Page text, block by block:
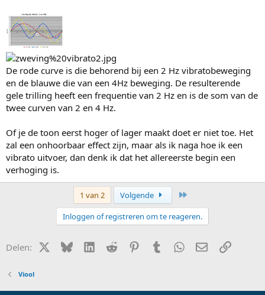
De rode curve is die behorend bij een 2 Hz vibratobeweging
en de blauwe die van een 4Hz beweging. De resulterende
gele trilling heeft een frequentie van 2 Hz en is de som van de
twee curven van 2 en 4 Hz.
Of je de toon eerst hoger of lager maakt doet er niet toe. Het
zal een onhoorbaar effect zijn, maar als ik naga hoe ik een
vibrato uitvoer, dan denk ik dat het allereerste begin een
verhoging is.
1 van 2 Volgende
Inloggen of registreren om te reageren.
Delen: X (Twitter)
BlueskyLinkedIn
Reddit PinterestTumblr WhatsApp
E-mailLink
Viool